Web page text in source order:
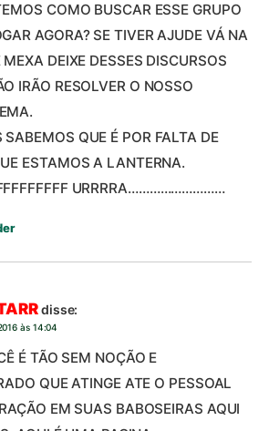
COMO BUSCAR ESSE GRUPO
AGORA? SE TIVER AJUDE VÁ NA
MEXA DEIXE DESSES DISCURSOS
IRÃO RESOLVER O NOSSO
SABEMOS QUE É POR FALTA DE
ESTAMOS A LANTERNA.
URRRRA………………………
disse:
às 14:04
É TÃO SEM NOÇÃO E
QUE ATINGE ATE O PESSOAL
EM SUAS BABOSEIRAS AQUI